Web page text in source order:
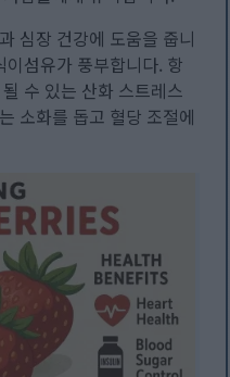
심장 건강에 도움을 줍니
섬유가 풍부합니다. 항
수 있는 산화 스트레스
소화를 돕고 혈당 조절에